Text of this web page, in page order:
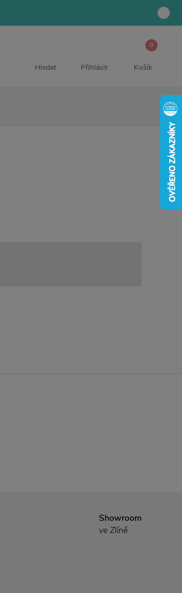
Hledat Přihlásit
0
Košík
Showroom
ve Zlíně